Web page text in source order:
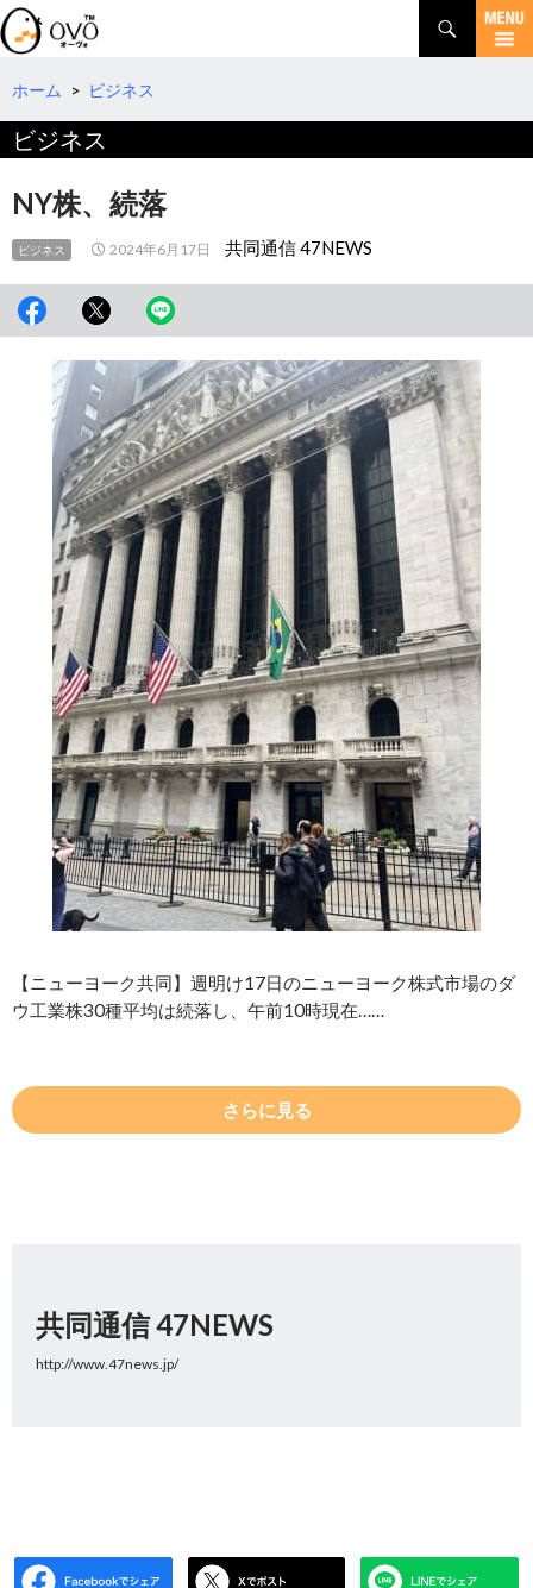
検
索
コ
テ
へ
移
動
ホーム > ビジネス
ビジネス
NY株、続落
ビジネス 2024年6月17日 共同通信 47NEWS
【ニューヨーク共同】週明け17日のニューヨーク株式市場のダ
ウ工業株30種平均は続落し、午前10時現在……
さらに見る
共同通信 47NEWS
http://www.47news.jp/